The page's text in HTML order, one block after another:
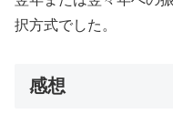
択方式でした。
感想